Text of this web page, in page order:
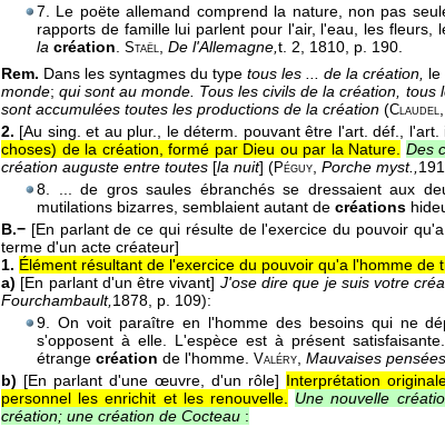
7. Le poëte allemand comprend la nature, non pas
rapports de famille lui parlent pour l'air, l'eau, les
la création. Staël, De l'Allemagne,t. 2, 1810, p. 190.
Rem. Dans les syntagmes du type tous les ... de la création, le
monde;qui sont au monde. Tous les civils de la création,
sont accumulées toutes les productions de la création (Claudel,
2. [Au sing. et au plur., le déterm. pouvant être l'art. déf., l'art.
choses) de la création, formé par Dieu ou par la Nature. Des
création auguste entre toutes [la nuit] (Péguy, Porche myst.,
8. ... de gros saules ébranchés se dressaient aux
mutilations bizarres, semblaient autant de créations
B.− [En parlant de ce qui résulte de l'exercice du pouvoir
terme d'un acte créateur]
1. Élément résultant de l'exercice du pouvoir qu'a l'homme de
a) [En parlant d'un être vivant] J'ose dire que je suis votre
Fourchambault,1878, p. 109):
9. On voit paraître en l'homme des besoins qui ne
s'opposent à elle. L'espèce est à présent
étrange création de l'homme. Valéry, Mauvaises
b) [En parlant d'une œuvre, d'un rôle] Interprétation
personnel les enrichit et les renouvelle. Une nouvelle
création; une création de Cocteau :